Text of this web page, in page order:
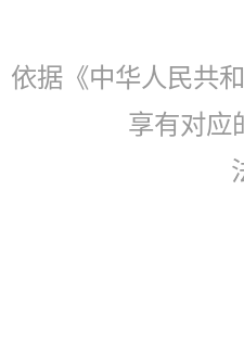
依据《中华人民共
享有对应